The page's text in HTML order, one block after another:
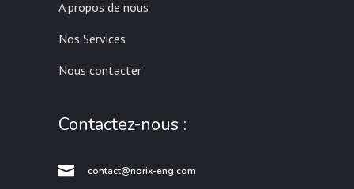
A propos de nous
Nos Services
Nous contacter
Contactez-nous :
contact@norix-eng.com